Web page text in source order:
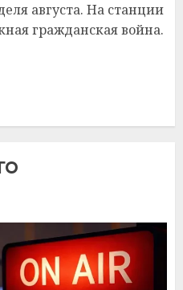
августа. На станции
гражданская война.